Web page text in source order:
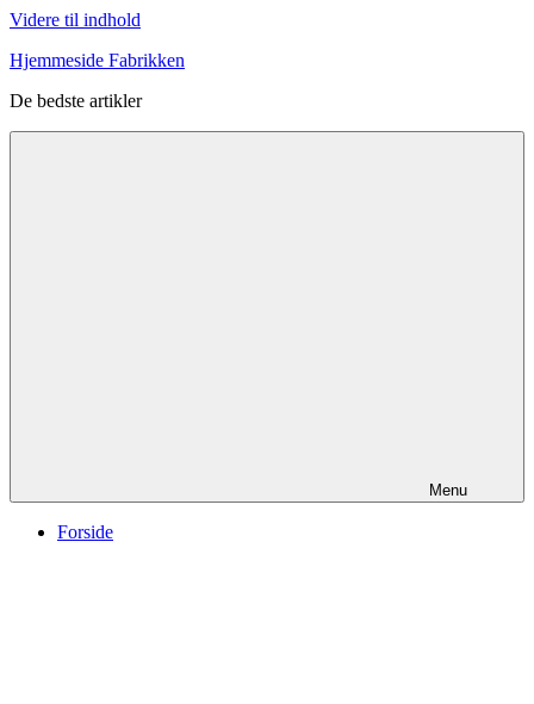
Videre til indhold
Hjemmeside Fabrikken
De bedste artikler
Menu
Forside